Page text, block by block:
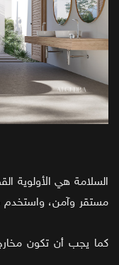
السلامة هي الأولوية
مستقر وآمن، واستخدم
كما يجب أن تكون